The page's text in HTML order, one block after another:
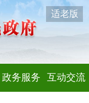
适老版
政务服务 互动交流